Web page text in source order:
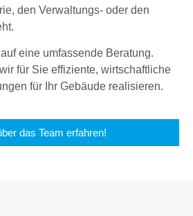
den Verwaltungs- oder den
eine umfassende Beratung.
für Sie effiziente, wirtschaftliche
für Ihr Gebäude realisieren.
das Team erfahren!